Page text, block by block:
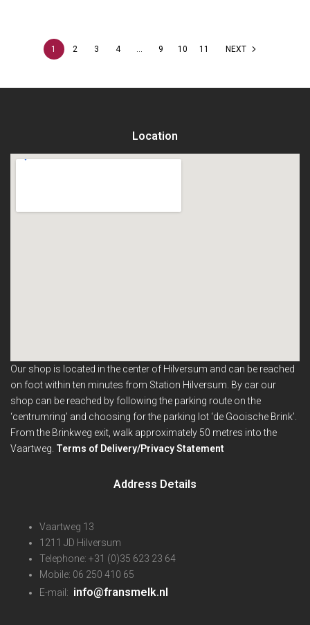
1 2 3 4 … 9 10 11 NEXT
Location
Our shop is located in the center of Hilversum and can be reached
on foot within ten minutes from Station Hilversum. By car our
shop can be reached by following the parking route on the
‘centrumring’ and choosing for the parking lot ‘de Gooische Brink’.
From the Brinkweg exit, walk approximately 50 metres into the
Vaartweg. Terms of Delivery/Privacy Statement
Address Details
Vaartweg 13
1211 JD Hilversum
Telephone: +31 (0)35 623 23 64
Mobile: 06 250 410 65
E-mail: info@fransmelk.nl